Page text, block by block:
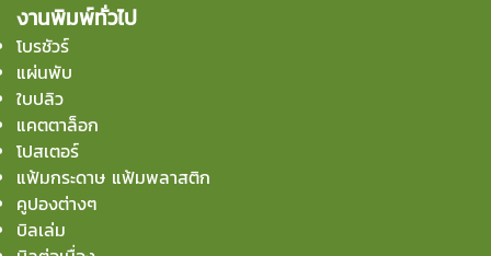
งานพิมพ์ทั่วไป
โบรชัวร์
แผ่นพับ
ใบปลิว
แคตตาล็อก
โปสเตอร์
แฟ้มกระดาษ แฟ้มพลาสติก
คูปองต่างๆ
บิลเล่ม